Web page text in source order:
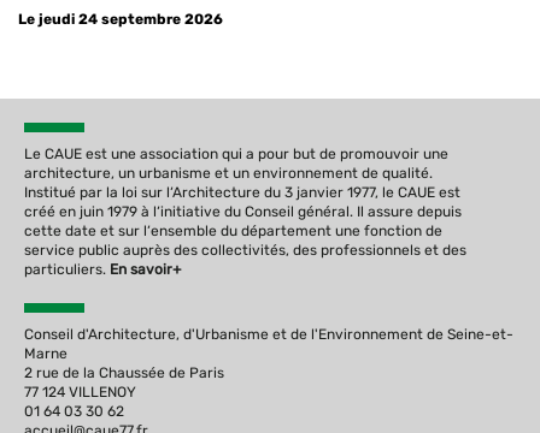
Le jeudi 24 septembre 2026
Le CAUE est une association qui a pour but de promouvoir une
architecture, un urbanisme et un environnement de qualité.
Institué par la loi sur l‘Architecture du 3 janvier 1977, le CAUE est
créé en juin 1979 à l‘initiative du Conseil général. Il assure depuis
cette date et sur l‘ensemble du département une fonction de
service public auprès des collectivités, des professionnels et des
particuliers. En savoir+
Conseil d'Architecture, d'Urbanisme et de l'Environnement de Seine-et-
Marne
2 rue de la Chaussée de Paris
77 124 VILLENOY
01 64 03 30 62